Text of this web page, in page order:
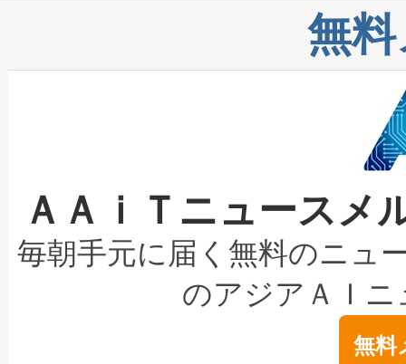
上げおよび商用化段階におけ
設備整備および立ち上げ調整
加組織は、Enzeneのバイオ
選定された製品について、自
取得できる可能性もあります
設には、3億～4億ドルかか
最高経営責任者（CEO）であ
す。「当社のfully-connected
ームを利用すれば、6,000万
増加しているデータセンター
る電力網に大きな負担をかけ
事業者の負担軽減という課題
系統連系を迅速にし、ピーク
限を超えて利用可能な電力容
持できるよう貢献します。こ
ービスレベル契約（SLA）違
テリー性能の劣化によるダウ
念は、現在データセンターが
リューション「Avia 2」を発
したAvia 2は、1,000メート
狭視野のFOVを切り替えるこ
ケーブル、枝などの細かな対
なレーザースポットにより、
な環境下でも豊かなディテー
キロメートル範囲を検出
LiDAR for Inspections,
は1535 nmレーザーを搭載。
イズの小径化を実現すること
無
ＡＡｉＴニュース
毎朝手元に届く無料のニュ
のアジアＡＩ
無料